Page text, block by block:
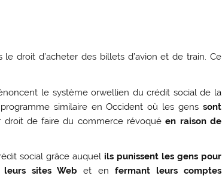
droit d’acheter des billets d’avion et de train. Ce
le système orwellien du crédit social de la
similaire en Occident où les gens sont
droit de faire du commerce révoquéen raison de
social grâce auquelils punissent les gens pour
leurs sites Web et en fermant leurs comptes